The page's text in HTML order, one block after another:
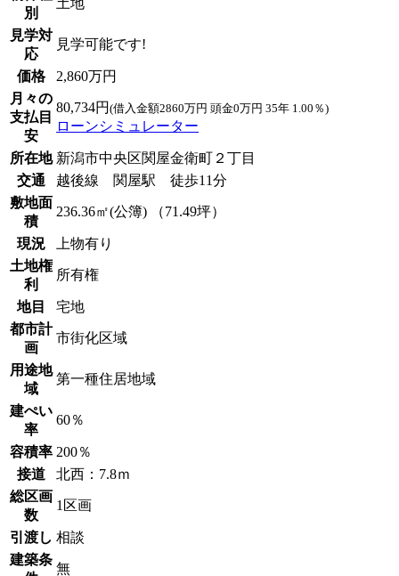
別
見学対
応
見学可能です!
価格
2,860万円
月々の
支払目
安
80,734円 (借入金額2860万円 頭金0万円 35年 1.00％)
ローンシミュレーター
所在地 新潟市中央区関屋金衛町２丁目
交通
越後線 関屋駅 徒歩11分
敷地面
積
236.36㎡(公簿) （71.49坪）
現況
上物有り
土地権
利
所有権
地目
宅地
都市計
画
市街化区域
用途地
域
第一種住居地域
建ぺい
率
60％
容積率 200％
接道
北西：7.8ｍ
総区画
数
1区画
引渡し 相談
建築条
無